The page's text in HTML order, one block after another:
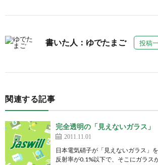
書いた人：ゆでたまご 投稿
関連する記事
完全透明の「見えないガラス」
2011.11.01
日本電気硝子が「見えないガラス」
反射率が0.1%以下で、そこにガラス